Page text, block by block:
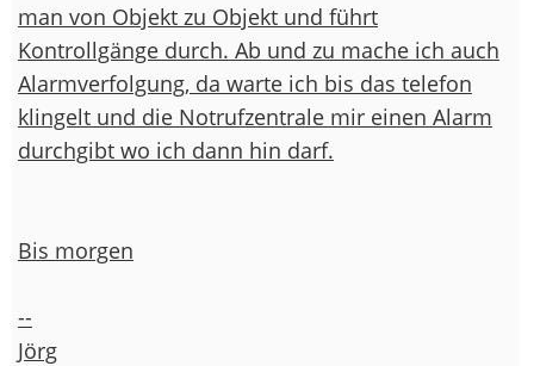
man von Objekt zu Objekt und führt
Kontrollgänge durch. Ab und zu mache ich auch
Alarmverfolgung, da warte ich bis das telefon
klingelt und die Notrufzentrale mir einen Alarm
durchgibt wo ich dann hin darf.
Bis morgen
--
Jörg